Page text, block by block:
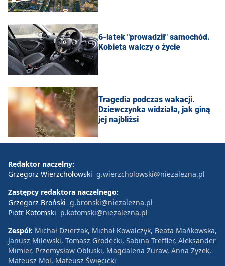
6-latek "prowadził" samochód.
Kobieta walczy o życie
Tragedia podczas wakacji.
Dziewczynka widziała, jak giną
jej najbliżsi
Redaktor naczelny:
Grzegorz Wierzchołowski g.wierzcholowski@niezalezna.pl
Zastępcy redaktora naczelnego:
Grzegorz Broński g.bronski@niezalezna.pl
Piotr Kotomski p.kotomski@niezalezna.pl
Zespół: Michał Dzierżak, Michał Kowalczyk, Beata Mańkowska,
Janusz Milewski, Tomasz Grodecki, Sabina Treffler, Aleksander
Mimier, Przemysław Obłuski, Magdalena Żuraw, Anna Zyzek,
Mateusz Mol, Mateusz Święcicki